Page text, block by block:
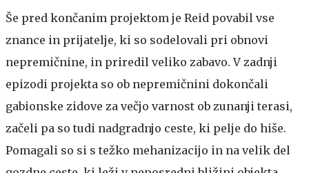
Še pred končanim projektom je Reid povabil vse
znance in prijatelje, ki so sodelovali pri obnovi
nepremičnine, in priredil veliko zabavo. V zadnji
epizodi projekta so ob nepremičnini dokončali
gabionske zidove za večjo varnost ob zunanji terasi,
začeli pa so tudi nadgradnjo ceste, ki pelje do hiše.
Pomagali so si s težko mehanizacijo in na velik del